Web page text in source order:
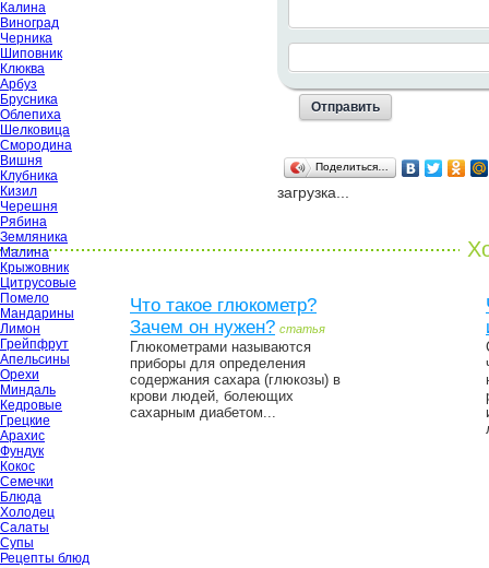
Калина
Виноград
Черника
Шиповник
Клюква
Арбуз
Брусника
Облепиха
Шелковица
Смородина
Вишня
Клубника
Кизил
Черешня
Рябина
Земляника
Малина
Крыжовник
Цитрусовые
Помело
Мандарины
Лимон
Грейпфрут
Апельсины
Орехи
Миндаль
Кедровые
Грецкие
Арахис
Фундук
Кокос
Семечки
Блюда
Холодец
Салаты
Супы
Рецепты блюд
Поделиться…
загрузка...
Что такое глюкометр?
Зачем он нужен? статья
Глюкометрами называются
приборы для определения
содержания сахара (глюкозы) в
крови людей, болеющих
сахарным диабетом...